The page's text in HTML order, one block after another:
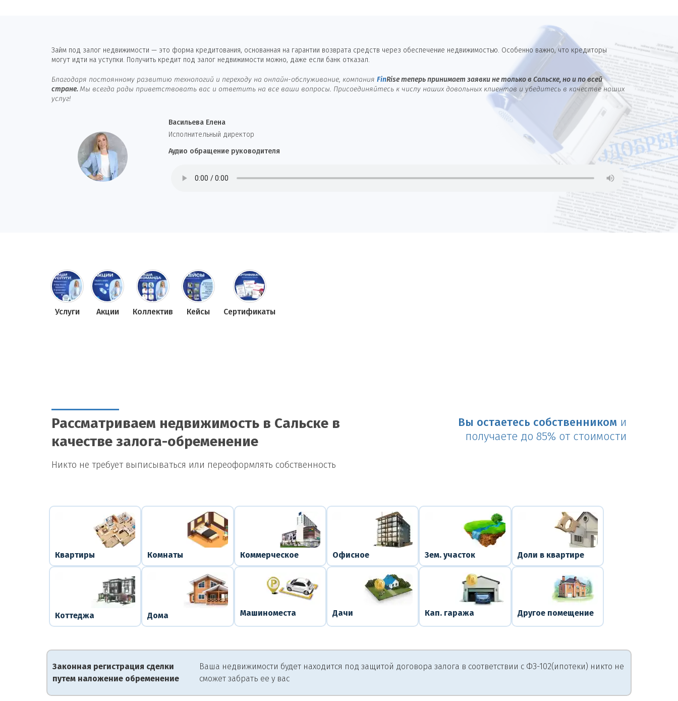
Займ под залог недвижимости — это форма кредитования, основанная на гарантии возврата средств через обеспечение недвижимостью. Особенно важно, что кредиторы
могут идти на уступки. Получить кредит под залог недвижимости можно, даже если банк отказал.
Благодаря постоянному развитию технологий и переходу на онлайн-обслуживание, компания FinRise теперь принимает заявки не только в Сальске, но и по всей
стране. Мы всегда рады приветствовать вас и ответить на все ваши вопросы. Присоединяйтесь к числу наших довольных клиентов и убедитесь в качестве наших
услуг!
Васильева Елена
И сполнительный директор
Аудио обращение руководителя
Услуги Акции Коллектив Кейсы Сертификаты
Рассматриваем недвижимость в Сальске в
качестве залога-обременение
Вы остаетесь собственником и
получаете до 85% от стоимости
Никто не требует выписываться или переоформлять собственность
Квартиры Комнаты Коммерческое Офисное Зем. участок Доли в квартире
Коттеджа Дома Машиноместа Дачи Кап. гаража Другое помещение
Законная регистрация сделки
путем наложение обременение
Ваша недвижимости будет находится под защитой договора залога в соответствии с ФЗ-102(ипотеки) никто не
сможет забрать ее у вас